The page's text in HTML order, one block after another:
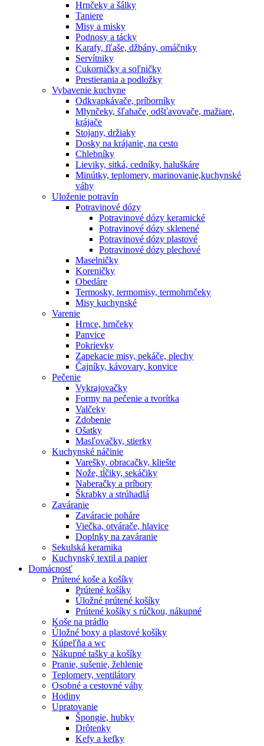
Hrnčeky a šálky
Taniere
Misy a misky
Podnosy a tácky
Karafy, fľaše, džbány, omáčniky
Servítniky
Cukorničky a soľničky
Prestierania a podložky
Vybavenie kuchyne
Odkvapkávače, príborníky
Mlynčeky, šľahače, odšťavovače, mažiare,
krájače
Stojany, držiaky
Dosky na krájanie, na cesto
Chlebníky
Lieviky, sitká, cedníky, haluškáre
Minútky, teplomery, marinovanie,kuchynské
váhy
Uloženie potravín
Potravinové dózy
Potravinové dózy keramické
Potravinové dózy sklenené
Potravinové dózy plastové
Potravinové dózy plechové
Maselničky
Koreničky
Obedáre
Termosky, termomisy, termohrnčeky
Misy kuchynské
Varenie
Hrnce, hrnčeky
Panvice
Pokrievky
Zapekacie misy, pekáče, plechy
Čajníky, kávovary, konvice
Pečenie
Vykrajovačky
Formy na pečenie a tvorítka
Valčeky
Zdobenie
Ošatky
Masľovačky, stierky
Kuchynské náčinie
Varešky, obracačky, kliešte
Nože, tĺčiky, sekáčiky
Naberačky a príbory
Škrabky a strúhadlá
Zaváranie
Zaváracie poháre
Viečka, otvárače, hlavice
Doplnky na zaváranie
Sekulská keramika
Kuchynský textil a papier
Domácnosť
Prútené koše a košíky
Prútené košíky
Úložné prútené košíky
Prútené košíky s rúčkou, nákupné
Koše na prádlo
Úložné boxy a plastové košíky
Kúpeľňa a wc
Nákupné tašky a košíky
Pranie, sušenie, žehlenie
Teplomery, ventilátory
Osobné a cestovné váhy
Hodiny
Upratovanie
Špongie, hubky
Drôtenky
Kefy a kefky